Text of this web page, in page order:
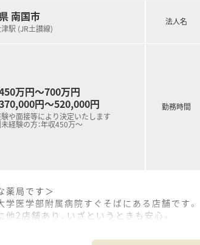
回（3月、7月、11月）グループ内の薬剤師
の知識だけでなく、安全管理の取り組みや
局での勤務未経験の方に対しても、電子薬
となりますが、職員研修の一環として医療
内を中心にグループ全体で32店舗展開中で
院門前からクリニック門前までさまざまな
数はグループ全体で700件以上ございます
1回以上学会に参加されており、学会発表チ
を検討されています。
務だけでなく、災害対策や野菜の販売等を
縮の為、全店舗にて最新機器（電子薬歴・分
方にもオススメ＞
展開されているチェーン薬局を希望されて
度が充実している企業をご希望の方
でも気になる方はお気軽にお問い合わせ下
南国市
駅 (JR土讃線)
万円～700万円
円～520,000円
や面接等により決定いたします
経験の方：年収450万～
法人名
勤務時間
薬局です＞
医学部附属病院すぐそばにある店舗です。
2店舗あり、いざというときも安心。
常時2名体制、管理薬剤師は女性です。